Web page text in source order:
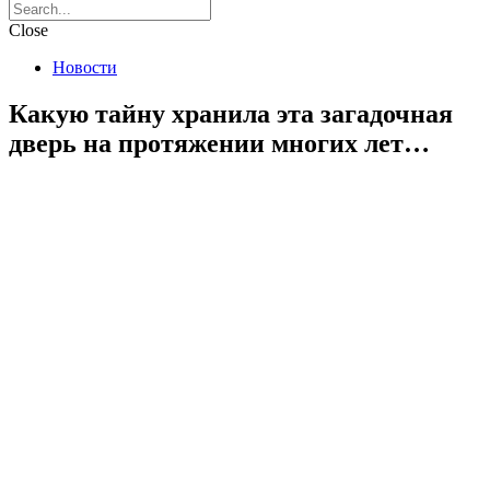
Close
Новости
Какую тайну хранила эта загадочная
дверь на протяжении многих лет…